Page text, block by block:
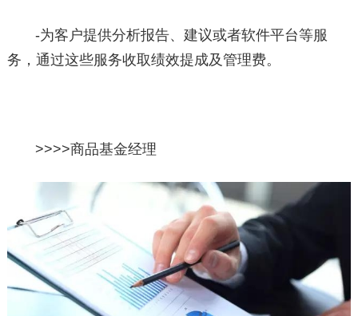
-为客户提供分析报告、建议或者软件平台等服
务，通过这些服务收取绩效提成及管理费。
>>>>商品基金经理